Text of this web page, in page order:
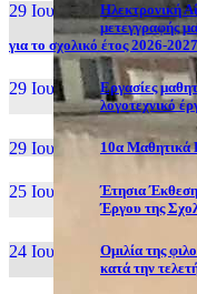
29 Ιουν, 26
Ηλεκτρονική
μετεγγραφής
για το σχολικό έτος 2026-2027
29 Ιουν, 26
Εργασίες
λογοτεχνικό
29 Ιουν, 26 10α Μαθητικά
25 Ιουν, 26
Έτησια
Έργου της
24 Ιουν, 26
Ομιλία της
κατά την